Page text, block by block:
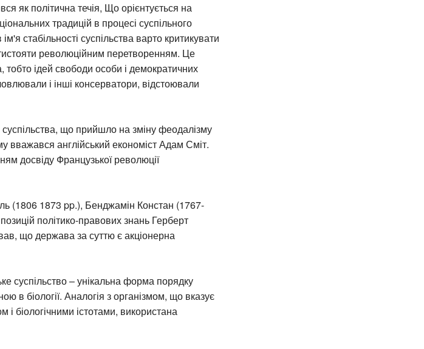
як політична течія, Що орієнтується на
традицій в процесі суспільного
стабільності суспільства варто критикувати
революційним перетворенням. Це
тобто ідей свободи особи і демократичних
і інші консерватори, відстоювали
що прийшло на зміну феодалізму
вважався англійський економіст Адам Сміт.
досвіду Французької революції
(1806 1873 pp.), Бенджамін Констан (1767-
політико-правових знань Герберт
що держава за суттю є акціонерна
суспільство – унікальна форма порядку
в біології. Аналогія з організмом, що вказує
і біологічними істотами, використана